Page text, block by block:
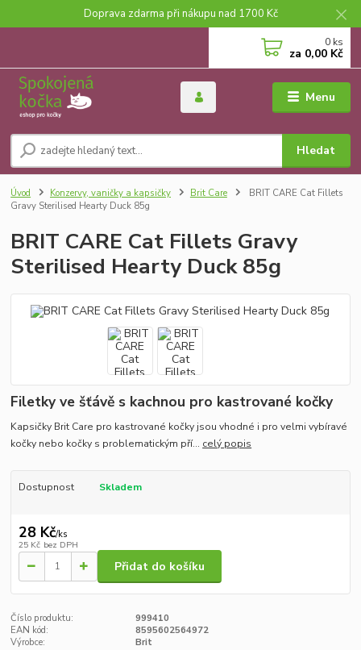
Doprava zdarma při nákupu nad 1700 Kč
Menu
Hledat
0 ks
za 0,00 Kč
Úvod Konzervy, vaničky a kapsičky Brit Care
BRIT CARE Cat Fillets
Gravy Sterilised Hearty Duck 85g
BRIT CARE Cat Fillets Gravy
Sterilised Hearty Duck 85g
Filetky ve šťávě s kachnou pro kastrované kočky
Kapsičky Brit Care pro kastrované kočky jsou vhodné i pro velmi vybíravé
kočky nebo kočky s problematickým pří... celý popis
Dostupnost Skladem
28 Kč/ks
25 Kč bez DPH
Přidat do košíku
Číslo produktu:
999410
EAN kód:
8595602564972
Výrobce:
Brit